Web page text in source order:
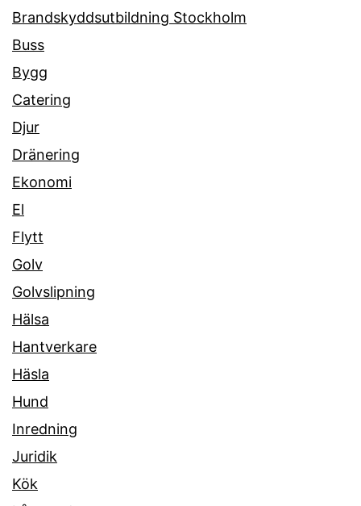
Brandskyddsutbildning Stockholm
Buss
Bygg
Catering
Djur
Dränering
Ekonomi
El
Flytt
Golv
Golvslipning
Hälsa
Hantverkare
Häsla
Hund
Inredning
Juridik
Kök